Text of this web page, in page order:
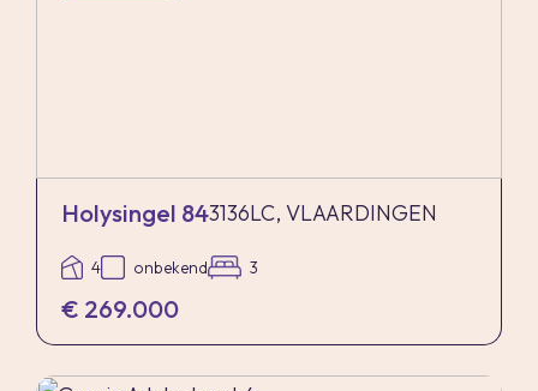
Holysingel 843136LC, VLAARDINGEN
4 onbekend 3
€ 269.000